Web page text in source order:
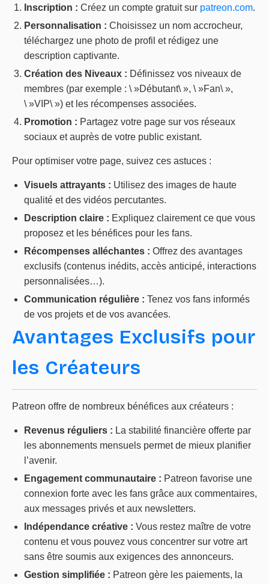
Inscription : Créez un compte gratuit sur patreon.com.
Personnalisation : Choisissez un nom accrocheur,
téléchargez une photo de profil et rédigez une
description captivante.
Création des Niveaux : Définissez vos niveaux de
membres (par exemple : \ »Débutant\ », \ »Fan\ »,
\ »VIP\ ») et les récompenses associées.
Promotion : Partagez votre page sur vos réseaux
sociaux et auprès de votre public existant.
Pour optimiser votre page, suivez ces astuces :
Visuels attrayants : Utilisez des images de haute
qualité et des vidéos percutantes.
Description claire : Expliquez clairement ce que vous
proposez et les bénéfices pour les fans.
Récompenses alléchantes : Offrez des avantages
exclusifs (contenus inédits, accès anticipé, interactions
personnalisées…).
Communication régulière : Tenez vos fans informés
de vos projets et de vos avancées.
Avantages Exclusifs pour
les Créateurs
Patreon offre de nombreux bénéfices aux créateurs :
Revenus réguliers : La stabilité financière offerte par
les abonnements mensuels permet de mieux planifier
l’avenir.
Engagement communautaire : Patreon favorise une
connexion forte avec les fans grâce aux commentaires,
aux messages privés et aux newsletters.
Indépendance créative : Vous restez maître de votre
contenu et vous pouvez vous concentrer sur votre art
sans être soumis aux exigences des annonceurs.
Gestion simplifiée : Patreon gère les paiements, la